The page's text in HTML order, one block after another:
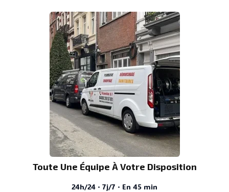
Toute Une Équipe À Votre Disposition
24h/24 · 7j/7 · En 45 min